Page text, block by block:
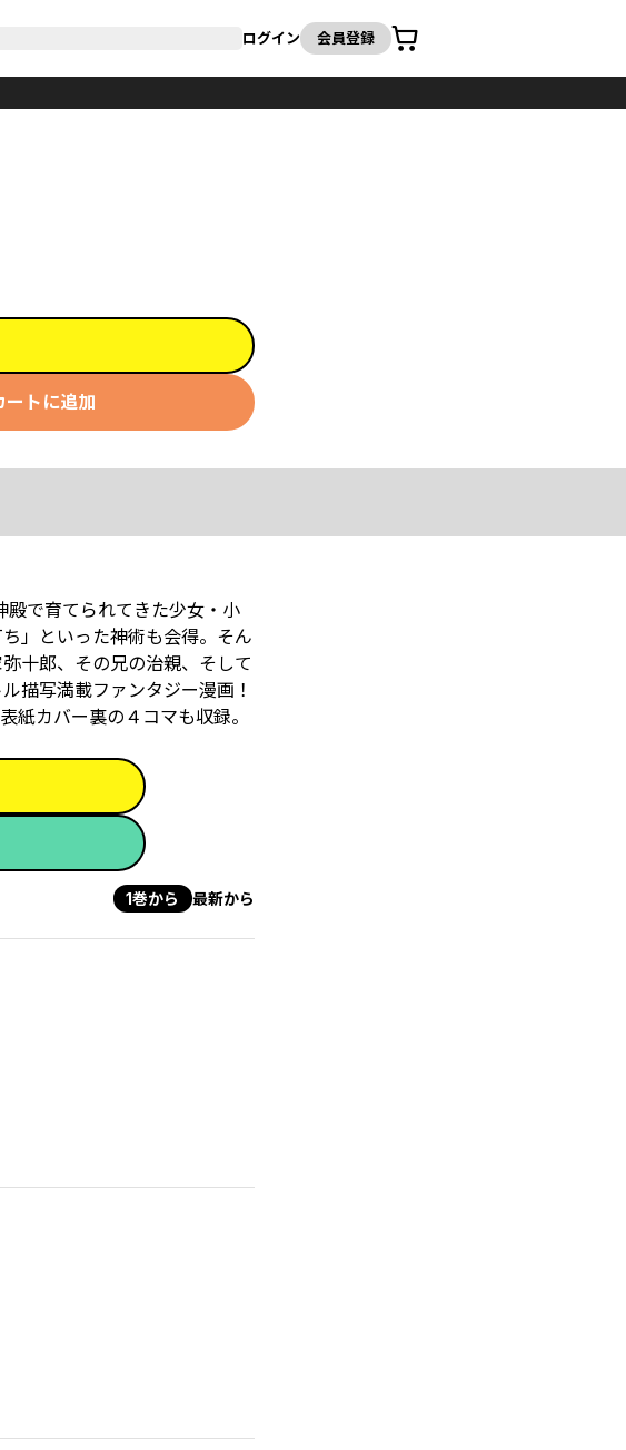
ログイン 会員登録
カート
ートに追加
殿で育てられてきた少女・小
」といった神術も会得。そん
十郎、その兄の治親、そして
描写満載ファンタジー漫画！
紙カバー裏の４コマも収録。
1巻から 最新から